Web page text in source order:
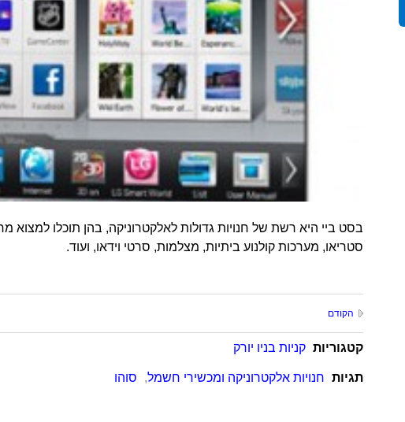
בסט ביי היא רשת של חנויות גדולות לאלקטרוניקה, בהן תוכלו למצוא
סטריאו, מערכות קולנוע ביתיות, מצלמות, סרטי וידאו, ועוד.
הקודם
קטגוריות קניות בניו יורק
תגיות חנויות אלקטרוניקה ומכשירי חשמל, סוהו